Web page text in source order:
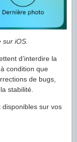
sur iOS.
d’interdire la
condition que
de bugs,
stabilité.
sur vos